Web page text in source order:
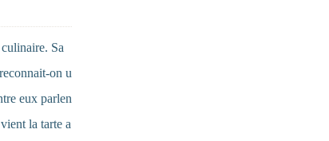
Sa
on u
eux parlen
la tarte a